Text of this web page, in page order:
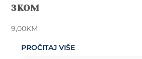
3KOM
9,00KM
PROČITAJ VIŠE